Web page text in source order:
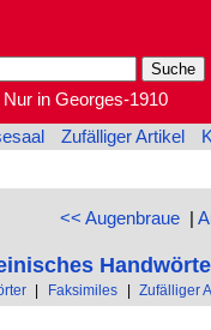
Nur in Georges-1910
Zufälliger Artikel
<< Augenbraue|
Faksimiles Zufälliger